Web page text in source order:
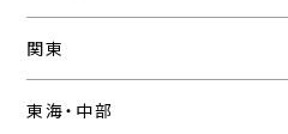
関東
東海・中部